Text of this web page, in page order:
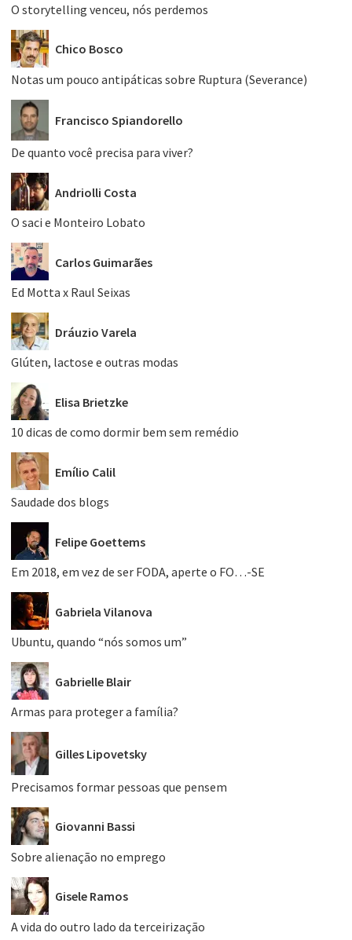
O storytelling venceu, nós perdemos
Chico Bosco
Notas um pouco antipáticas sobre Ruptura (Severance)
Francisco Spiandorello
De quanto você precisa para viver?
Andriolli Costa
O saci e Monteiro Lobato
Carlos Guimarães
Ed Motta x Raul Seixas
Dráuzio Varela
Glúten, lactose e outras modas
Elisa Brietzke
10 dicas de como dormir bem sem remédio
Emílio Calil
Saudade dos blogs
Felipe Goettems
Em 2018, em vez de ser FODA, aperte o FO…-SE
Gabriela Vilanova
Ubuntu, quando “nós somos um”
Gabrielle Blair
Armas para proteger a família?
Gilles Lipovetsky
Precisamos formar pessoas que pensem
Giovanni Bassi
Sobre alienação no emprego
Gisele Ramos
A vida do outro lado da terceirização